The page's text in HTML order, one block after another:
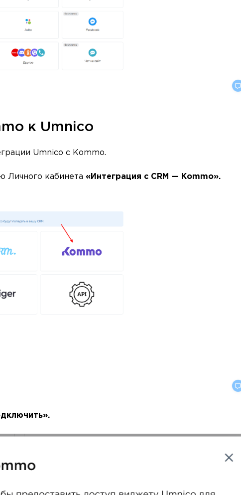
к Umnico
Umnico с Kommo.
Личного кабинета «Интеграция с CRM — Kommo».